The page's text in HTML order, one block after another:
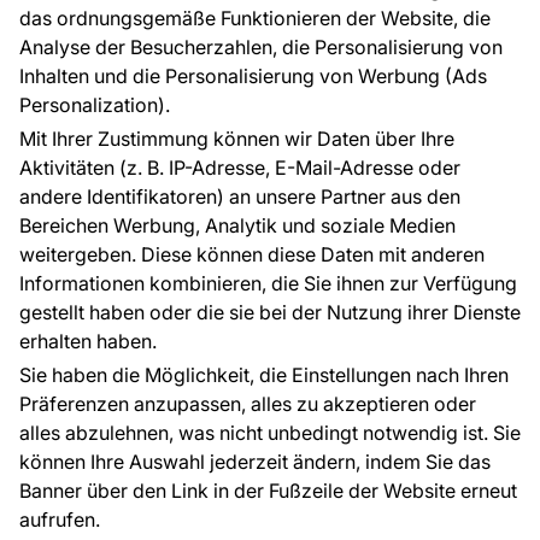
das ordnungsgemäße Funktionieren der Website, die
Analyse der Besucherzahlen, die Personalisierung von
Inhalten und die Personalisierung von Werbung (Ads
Personalization).
Mit Ihrer Zustimmung können wir Daten über Ihre
Aktivitäten (z. B. IP-Adresse, E-Mail-Adresse oder
andere Identifikatoren) an unsere Partner aus den
Bereichen Werbung, Analytik und soziale Medien
weitergeben. Diese können diese Daten mit anderen
Informationen kombinieren, die Sie ihnen zur Verfügung
gestellt haben oder die sie bei der Nutzung ihrer Dienste
erhalten haben.
Sie haben die Möglichkeit, die Einstellungen nach Ihren
Präferenzen anzupassen, alles zu akzeptieren oder
alles abzulehnen, was nicht unbedingt notwendig ist. Sie
können Ihre Auswahl jederzeit ändern, indem Sie das
Banner über den Link in der Fußzeile der Website erneut
aufrufen.
Raumvisualisierung
FÜR SIE
Blog
EU-Projekte
Ratschläge und Tipps
FAQ
ÜBER DAS UNTERNEHMEN
Kontakt
Haben Sie Fragen? Wir helfen Ihnen gerne weiter
und beraten Sie persönlich.
+49 781 95633072
service@tapeteneshop.de
Zahlungsarten: